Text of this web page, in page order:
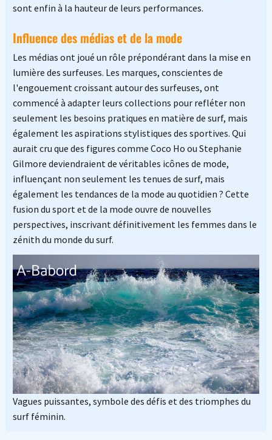
sont enfin à la hauteur de leurs performances.
Influence des médias et de la mode
Les médias ont joué un rôle prépondérant dans la mise en
lumière des surfeuses. Les marques, conscientes de
l'engouement croissant autour des surfeuses, ont
commencé à adapter leurs collections pour refléter non
seulement les besoins pratiques en matière de surf, mais
également les aspirations stylistiques des sportives. Qui
aurait cru que des figures comme Coco Ho ou Stephanie
Gilmore deviendraient de véritables icônes de mode,
influençant non seulement les tenues de surf, mais
également les tendances de la mode au quotidien ? Cette
fusion du sport et de la mode ouvre de nouvelles
perspectives, inscrivant définitivement les femmes dans le
zénith du monde du surf.
Vagues puissantes, symbole des défis et des triomphes du
surf féminin.